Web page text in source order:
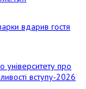
вдарив гостя
університету про
вступу-2026